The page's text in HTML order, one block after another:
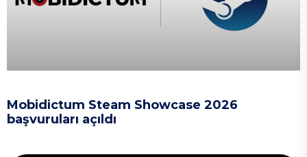
Mobidictum Steam Showcase 2026
başvuruları açıldı